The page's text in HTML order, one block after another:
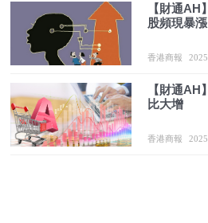
【財通
股頻現暴漲
香港商報
【財通AH
比大增
香港商報